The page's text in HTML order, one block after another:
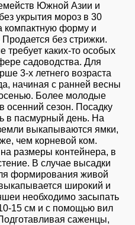
Южной Азии и
укрытия мороз в 30
компактную форму и
без стрижки.
каких-то особых
садоводства. Для
3-х летнего возраста
начиная с ранней весны
Более молодые
осенний сезон. Посадку
в пасмурный день. На
выкапываются ямки,
чем корневой ком.
размеры контейнера, в
В случае высадки
формирования живой
широкий и
необходимо засыпать
15 см и с помощью вил
саженцы,